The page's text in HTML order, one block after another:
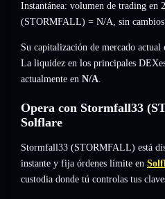
Instantánea: volumen de trading en
(STORMFALL) = N/A, sin cambios
Su capitalización de mercado actual
La liquidez en los principales
actualmente en N/A.
Opera con Stormfall33
Solflare
Stormfall33 (STORMFALL) está
instante y fija órdenes límite en
custodia donde tú controlas tus